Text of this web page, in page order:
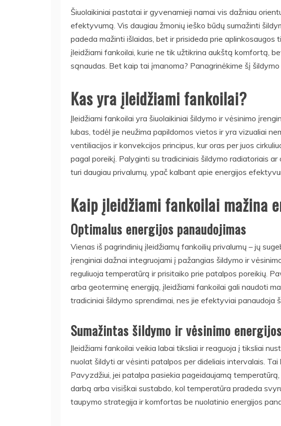
Šiuolaikiniai pastatai ir gyvenamieji namai vis dažniau
efektyvumą. Vis daugiau žmonių ieško būdų sumažinti
padeda mažinti išlaidas, bet ir prisideda prie aplinkosaugos
įleidžiami fankoilai, kurie ne tik užtikrina aukštą komfortą,
sąnaudas. Bet kaip tai įmanoma? Panagrinėkime šį
Kas yra įleidžiami fankoilai?
Įleidžiami fankoilai yra šiuolaikiniai šildymo ir vėsinimo
lubas, todėl jie neužima papildomos vietos ir yra vizualiai
ventiliacijos ir konvekcijos principus, kur oras per juos
pagal poreikį. Palyginti su tradiciniais šildymo radiatoriais ar
turi daugiau privalumų, ypač kalbant apie energijos
Kaip įleidžiami fankoilai mažina
Optimalus energijos panaudojimas
Vienas iš pagrindinių įleidžiamų fankoilių privalumų – jų
įrenginiai dažnai integruojami į pažangias šildymo ir
reguliuoja temperatūrą ir prisitaiko prie patalpos poreikių.
arba geoterminę energiją, įleidžiami fankoilai gali naudoti
tradiciniai šildymo sprendimai, nes jie efektyviai panaudoja
Sumažintas šildymo ir vėsinimo
Įleidžiami fankoilai veikia labai tiksliai ir reaguoja į tiksliai
nuolat šildyti ar vėsinti patalpos per dideliais intervalais.
Pavyzdžiui, jei patalpa pasiekia pageidaujamą
darbą arba visiškai sustabdo, kol temperatūra pradeda
taupymo strategija ir komfortas be nuolatinio energijos